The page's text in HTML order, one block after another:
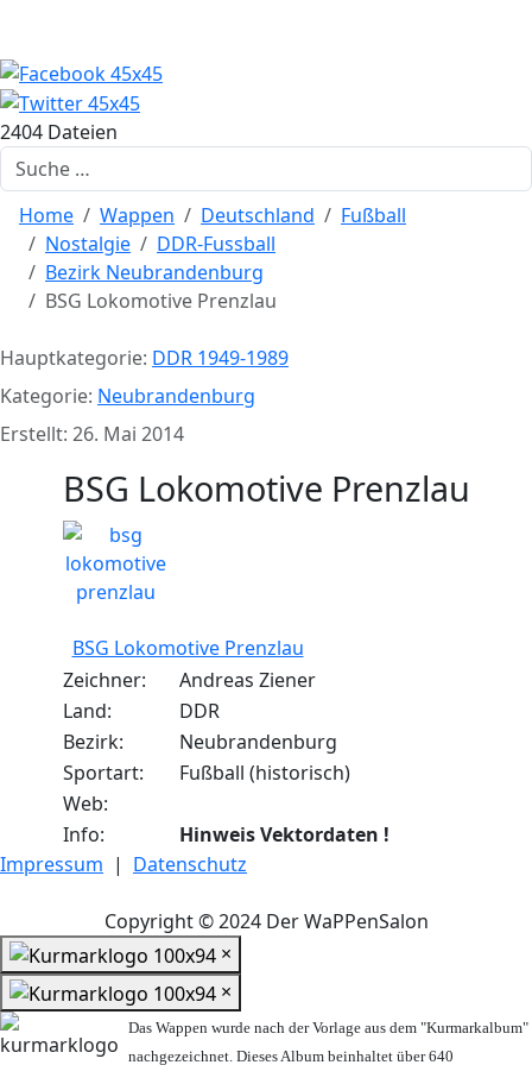
2404 Dateien
Suchen
Home Wappen Deutschland
Fußball
Nostalgie
DDR-Fussball
Bezirk Neubrandenburg
BSG Lokomotive Prenzlau
Hauptkategorie: DDR 1949-1989
Kategorie: Neubrandenburg
Erstellt: 26. Mai 2014
BSG Lokomotive Prenzlau
BSG Lokomotive Prenzlau
Zeichner:
Andreas Ziener
Land:
DDR
Bezirk:
Neubrandenburg
Sportart:
Fußball (historisch)
Web:
Info:
Hinweis Vektordaten !
Impressum | Datenschutz
Copyright © 2024 Der WaPPenSalon
×
×
Das Wappen wurde nach der Vorlage aus dem "Kurmarkalbum"
nachgezeichnet. Dieses Album beinhaltet über 640